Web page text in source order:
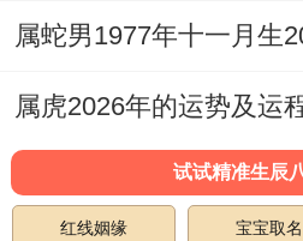
星，主小病缠身，然阳
动引动心火，作用心血
中火旺→土燥→金熔→水
试试精准生辰
红线姻缘 宝宝取名